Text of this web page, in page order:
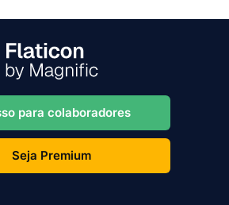
para colaboradores
Seja Premium